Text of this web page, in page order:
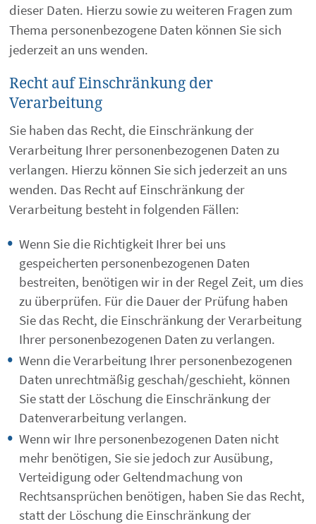
dieser Daten. Hierzu sowie zu weiteren Fragen zum
Thema personenbezogene Daten können Sie sich
jederzeit an uns wenden.
Recht auf Einschränkung der
Verarbeitung
Sie haben das Recht, die Einschränkung der
Verarbeitung Ihrer personenbezogenen Daten zu
verlangen. Hierzu können Sie sich jederzeit an uns
wenden. Das Recht auf Einschränkung der
Verarbeitung besteht in folgenden Fällen:
Wenn Sie die Richtigkeit Ihrer bei uns
gespeicherten personenbezogenen Daten
bestreiten, benötigen wir in der Regel Zeit, um dies
zu überprüfen. Für die Dauer der Prüfung haben
Sie das Recht, die Einschränkung der Verarbeitung
Ihrer personenbezogenen Daten zu verlangen.
Wenn die Verarbeitung Ihrer personenbezogenen
Daten unrechtmäßig geschah/geschieht, können
Sie statt der Löschung die Einschränkung der
Datenverarbeitung verlangen.
Wenn wir Ihre personenbezogenen Daten nicht
mehr benötigen, Sie sie jedoch zur Ausübung,
Verteidigung oder Geltendmachung von
Rechtsansprüchen benötigen, haben Sie das Recht,
statt der Löschung die Einschränkung der